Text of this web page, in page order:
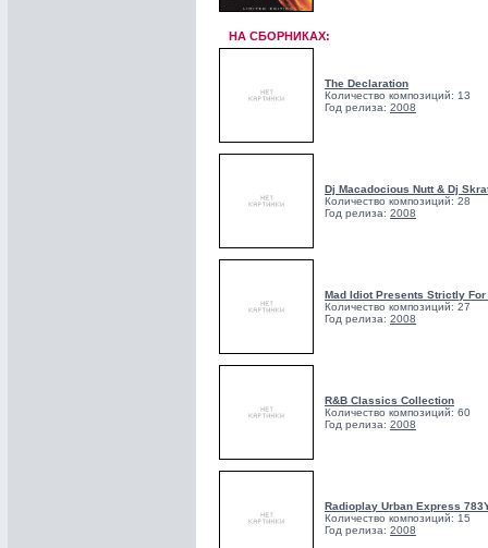
НА СБОРНИКАХ:
The Declaration
Количество композиций: 13
Год релиза: 2008
Dj Macadocious Nutt & Dj
Количество композиций: 28
Год релиза: 2008
Mad Idiot Presents Strictly
Количество композиций: 27
Год релиза: 2008
R&B Classics Collection
Количество композиций: 60
Год релиза: 2008
Radioplay Urban Express
Количество композиций: 15
Год релиза: 2008